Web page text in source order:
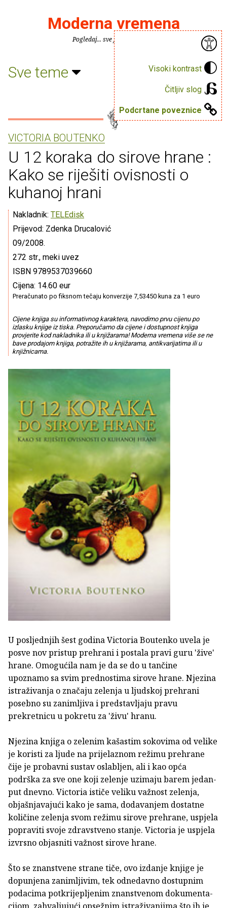
Visoki kontrast
Čitljiv slog
Podcrtane poveznice
Moderna vremena
Pogledaj... sve je puno knjiga.
Sve teme
VICTORIA BOUTENKO
U 12 koraka do sirove hrane :
Kako se riješiti ovisnosti o
kuhanoj hrani
Nakladnik: TELEdisk
Prijevod: Zdenka Drucalović
09/2008.
272 str., meki uvez
ISBN 9789537039660
Cijena: 14.60 eur
Preračunato po fiksnom tečaju konverzije 7,53450 kuna za 1 euro
Cijene knjiga su informativnog karaktera, navodimo prvu cijenu po
izlasku knjige iz tiska. Preporučamo da cijene i dostupnost knjiga
provjerite kod nakladnika ili u knjižarama! Moderna vremena više se ne
bave prodajom knjiga, potražite ih u knjižarama, antikvarijatima ili u
knjižnicama.
U posljednjih šest godina Victoria Boutenko uvela je
posve nov pristup prehrani i postala pravi guru 'žive'
hrane. Omogućila nam je da se do u tančine
upoznamo sa svim prednostima sirove hrane. Njezina
istraživanja o značaju zelenja u ljudskoj prehrani
posebno su zanimljiva i predstavljaju pravu
prekretnicu u pokretu za 'živu' hranu.
Njezina knjiga o zelenim kašastim sokovima od velike
je koristi za ljude na prijelaznom režimu prehrane
čije je probavni sustav oslabljen, ali i kao opća
podrška za sve one koji zelenje uzimaju barem jedan­
put dnevno. Victoria ističe veliku važnost zelenja,
objašnjavajući kako je sama, dodavanjem dostatne
količine zelenja svom režimu sirove prehrane, uspjela
popraviti svoje zdravstveno stanje. Victoria je uspjela
izvrsno objasniti važnost sirove hrane.
Što se znanstvene strane tiče, ovo izdanje knjige je
dopunjena zanimljivim, tek odnedavno dostupnim
podacima potkrijepljenim znanstvenom dokumenta­